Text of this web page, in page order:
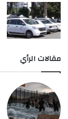
مقالات الرأي